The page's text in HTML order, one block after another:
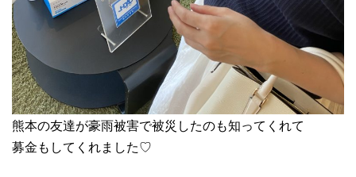
熊本の友達が豪雨被害で被災したのも知ってくれて
募金もしてくれました♡